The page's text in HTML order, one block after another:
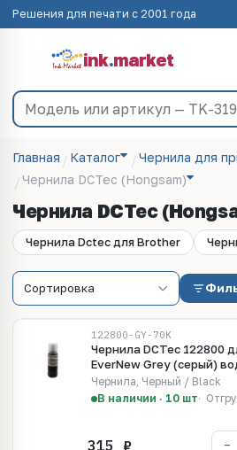
Решения для печати с 2001 года
ink.market
Главная Каталог
Чернила для
Чернила DCTec (Hongsam)
Чернила DCTec
Чернила Dctec для Brother
122800-GY-70K
Чернила DCTec 122800
EverNew Grey (серый)
ключом 70 мл
Чернила, Черный / Black
В наличии · 10 шт